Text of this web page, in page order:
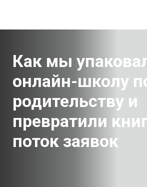
Как мы
онлайн-школу
родительству и
превратили
поток заявок